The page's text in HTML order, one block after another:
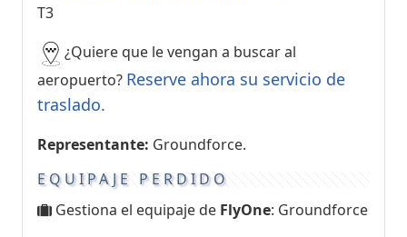
T3
¿Quiere que le vengan a buscar al
aeropuerto? Reserve ahora su servicio de
traslado.
Representante: Groundforce.
EQUIPAJE PERDIDO
Gestiona el equipaje de FlyOne: Groundforce